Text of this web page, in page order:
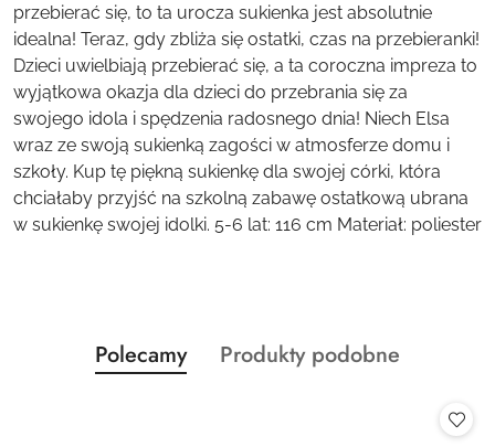
przebierać się, to ta urocza sukienka jest absolutnie
idealna! Teraz, gdy zbliża się ostatki, czas na przebieranki!
Dzieci uwielbiają przebierać się, a ta coroczna impreza to
wyjątkowa okazja dla dzieci do przebrania się za
swojego idola i spędzenia radosnego dnia! Niech Elsa
wraz ze swoją sukienką zagości w atmosferze domu i
szkoły. Kup tę piękną sukienkę dla swojej córki, która
chciałaby przyjść na szkolną zabawę ostatkową ubrana
w sukienkę swojej idolki. 5-6 lat: 116 cm Materiał: poliester
Pomiń karuzelę produktów
Produkty
o
Polecamy
Produkty
Produkty podobne